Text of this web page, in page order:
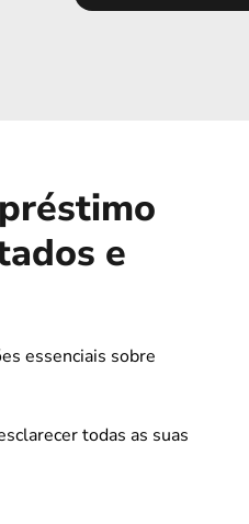
e
essenciais sobre
todas as suas